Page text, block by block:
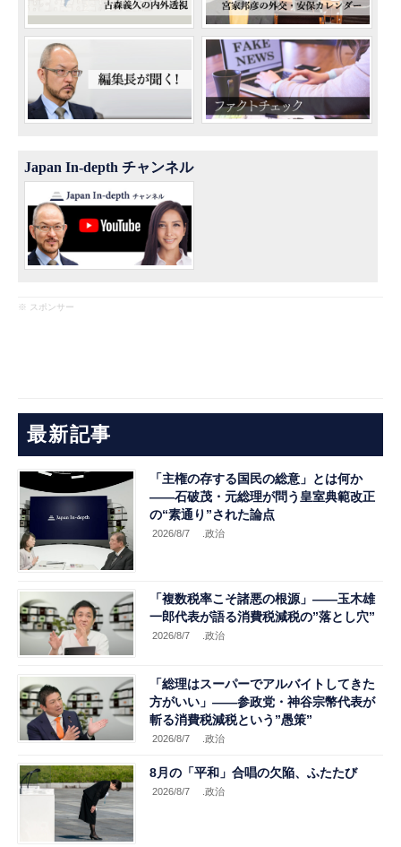
Japan In-depth チャンネル
※ スポンサー
最新記事
「主権の存する国民の総意」とは何か
――石破茂・元総理が問う皇室典範改正
の“素通り”された論点
2026/8/7 .政治
「複数税率こそ諸悪の根源」――玉木雄
一郎代表が語る消費税減税の”落とし穴”
2026/8/7 .政治
「総理はスーパーでアルバイトしてきた
方がいい」――参政党・神谷宗幣代表が
斬る消費税減税という”愚策”
2026/8/7 .政治
8月の「平和」合唱の欠陥、ふたたび
2026/8/7 .政治